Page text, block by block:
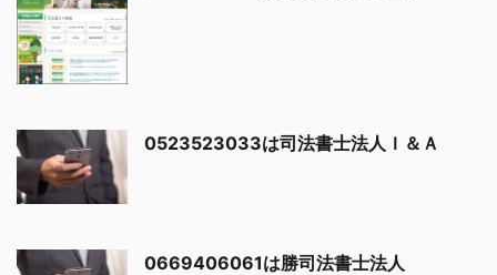
0523523033は司法書士法人Ｉ＆Ａ
0669406061は勝司法書士法人